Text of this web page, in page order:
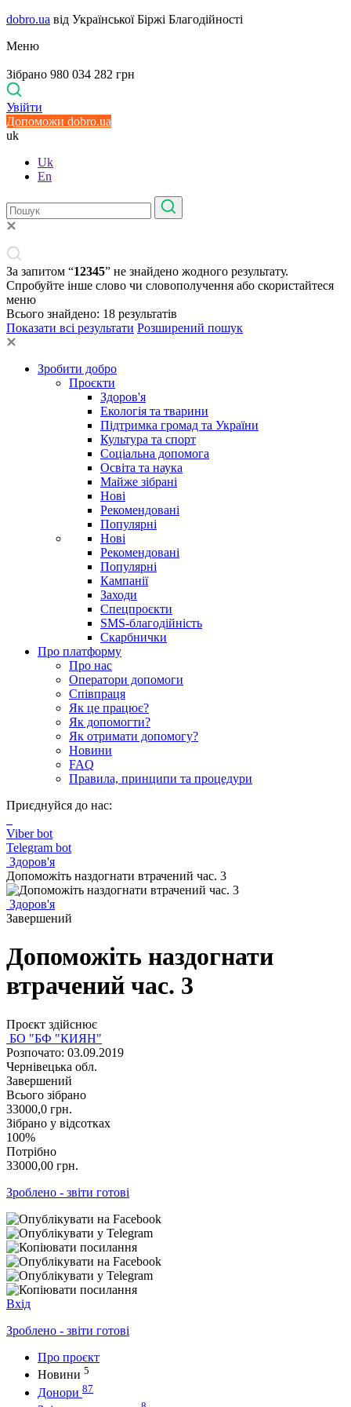
dobro.ua від Української Біржі Благодійності
Меню
Зібрано 980 034 282 грн
Увійти
Допоможи dobro.ua
uk
Uk
En
За запитом “12345” не знайдено жодного результату.
Спробуйте інше слово чи словополучення або скористайтеся
меню
Всього знайдено: 18 результатів
Показати всі результати Розширений пошук
Зробити добро
Проєкти
Здоров'я
Екологія та тварини
Підтримка громад та України
Культура та спорт
Соціальна допомога
Освіта та наука
Майже зібрані
Нові
Рекомендовані
Популярні
Нові
Рекомендовані
Популярні
Кампанії
Заходи
Спецпроєкти
SMS-благодійність
Скарбнички
Про платформу
Про нас
Оператори допомоги
Співпраця
Як це працює?
Як допомогти?
Як отримати допомогу?
Новини
FAQ
Правила, принципи та процедури
Приєднуйся до нас:
Viber bot
Telegram bot
Здоров'я
Допоможіть наздогнати втрачений час. 3
Здоров'я
Завершений
Допоможіть наздогнати
втрачений час. 3
Проєкт здійснює
БО "БФ "КИЯН"
Розпочато: 03.09.2019
Чернівецька обл.
Завершений
Всього зібрано
33000,0 грн.
Зібрано у відсотках
100%
Потрібно
33000,00 грн.
Зроблено - звіти готові
Вхід
Зроблено - звіти готові
Про проєкт
Новини 5
Донори 87